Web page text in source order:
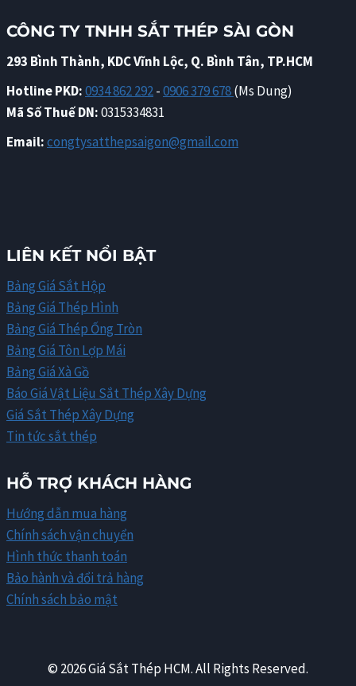
CÔNG TY TNHH SẮT THÉP SÀI GÒN
293 Bình Thành, KDC Vĩnh Lộc, Q. Bình Tân, TP.HCM
Hotline PKD:0934 862 292-0906 379 678(Ms Dung)
Mã Số Thuế DN:0315334831
Email:congtysatthepsaigon@gmail.com
LIÊN KẾT NỔI BẬT
Bảng Giá Sắt Hộp
Bảng Giá Thép Hình
Bảng Giá Thép Ống Tròn
Bảng Giá Tôn Lợp Mái
Bảng Giá Xà Gồ
Báo Giá Vật Liệu Sắt Thép Xây Dựng
Giá Sắt Thép Xây Dựng
Tin tức sắt thép
HỖ TRỢ KHÁCH HÀNG
Hướng dẫn mua hàng
Chính sách vận chuyển
Hình thức thanh toán
Bảo hành và đổi trả hàng
Chính sách bảo mật
© 2026 Giá Sắt Thép HCM. All Rights Reserved.